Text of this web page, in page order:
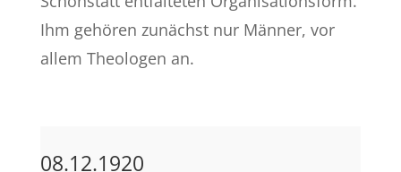
Ihm gehören zunächst nur Männer, vor
allem Theologen an.
08.12.1920